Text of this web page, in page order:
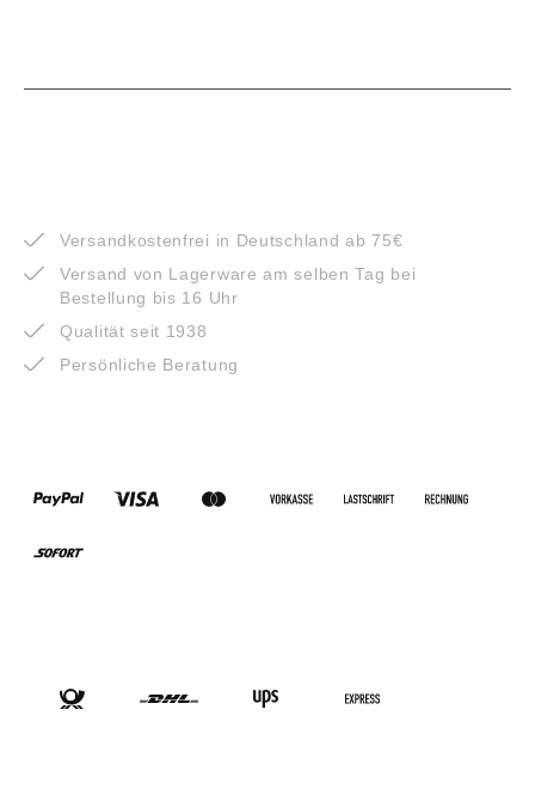
Versandkostenfrei in Deutschland ab 75€
Versand von Lagerware am selben Tag bei
Bestellung bis 16 Uhr
Qualität seit 1938
Persönliche Beratung